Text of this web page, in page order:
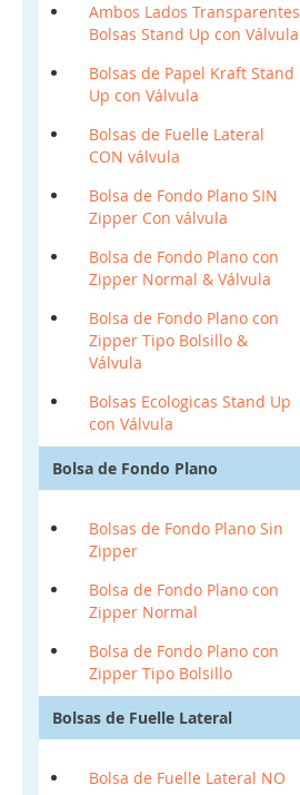
Ambos Lados Transparentes
Bolsas Stand Up con Válvula
Bolsas de Papel Kraft Stand
Up con Válvula
Bolsas de Fuelle Lateral
CON válvula
Bolsa de Fondo Plano SIN
Zipper Con válvula
Bolsa de Fondo Plano con
Zipper Normal & Válvula
Bolsa de Fondo Plano con
Zipper Tipo Bolsillo &
Válvula
Bolsas Ecologicas Stand Up
con Válvula
Bolsa de Fondo Plano
Bolsas de Fondo Plano Sin
Zipper
Bolsa de Fondo Plano con
Zipper Normal
Bolsa de Fondo Plano con
Zipper Tipo Bolsillo
Bolsas de Fuelle Lateral
Bolsa de Fuelle Lateral NO